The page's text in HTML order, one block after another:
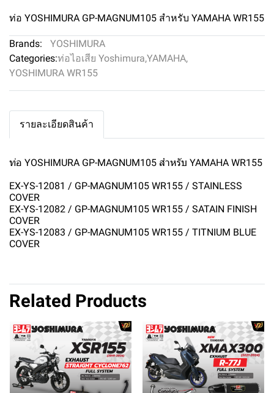
ท่อ YOSHIMURA GP-MAGNUM105 สำหรับ YAMAHA WR155
Brands:
YOSHIMURA
Categories:ท่อไอเสีย Yoshimura,YAMAHA,
YOSHIMURA WR155
รายละเอียดสินค้า
ท่อ YOSHIMURA GP-MAGNUM105 สำหรับ YAMAHA WR155
EX-YS-12081 / GP-MAGNUM105 WR155 / STAINLESS
COVER
EX-YS-12082 / GP-MAGNUM105 WR155 / SATAIN FINISH
COVER
EX-YS-12083 / GP-MAGNUM105 WR155 / TITNIUM BLUE
COVER
Related Products